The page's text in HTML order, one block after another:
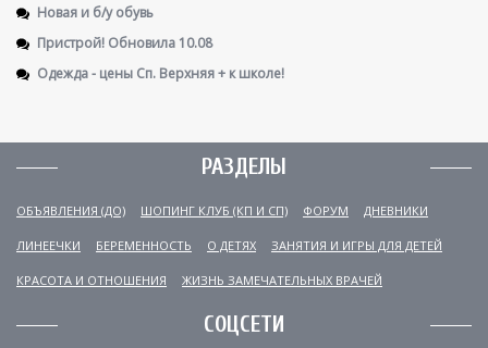
Новая и б/у обувь
Пристрой! Обновила 10.08
Одежда - цены Сп. Верхняя + к школе!
РАЗДЕЛЫ
ОБЪЯВЛЕНИЯ (ДО) ШОПИНГ КЛУБ (КП И СП) ФОРУМ ДНЕВНИКИ
ЛИНЕЕЧКИ БЕРЕМЕННОСТЬ О ДЕТЯХ ЗАНЯТИЯ И ИГРЫ ДЛЯ ДЕТЕЙ
КРАСОТА И ОТНОШЕНИЯ ЖИЗНЬ ЗАМЕЧАТЕЛЬНЫХ ВРАЧЕЙ
СОЦСЕТИ